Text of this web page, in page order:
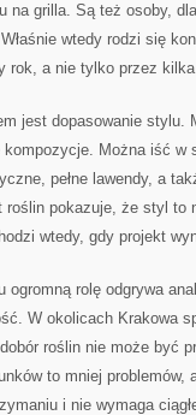
na grilla. Są też osoby,
wtedy rodzi się
rok, a nie tylko przez
jest dopasowanie stylu.
kompozycje. Można iść w
pełne lawendy, a
roślin pokazuje, że styl to
wtedy, gdy projekt
ogromną rolę odgrywa
W okolicach Krakowa
roślin nie może być
to mniej
i nie wymaga